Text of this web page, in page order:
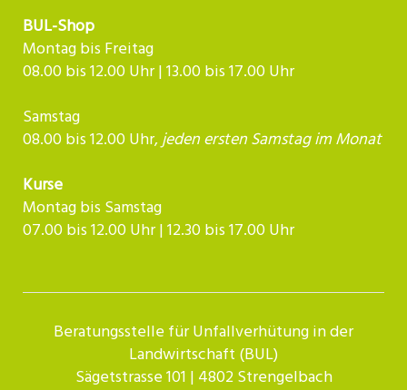
BUL-Shop
Montag bis Freitag
08.00 bis 12.00 Uhr | 13.00 bis 17.00 Uhr
Samstag
08.00 bis 12.00 Uhr,jeden ersten Samstag im Monat
Kurse
Montag bis Samstag
07.00 bis 12.00 Uhr | 12.30 bis 17.00 Uhr​​​​​​
Beratungsstelle für Unfallverhütung in der
Landwirtschaft (BUL)
Sägetstrasse 101 | 4802 Strengelbach